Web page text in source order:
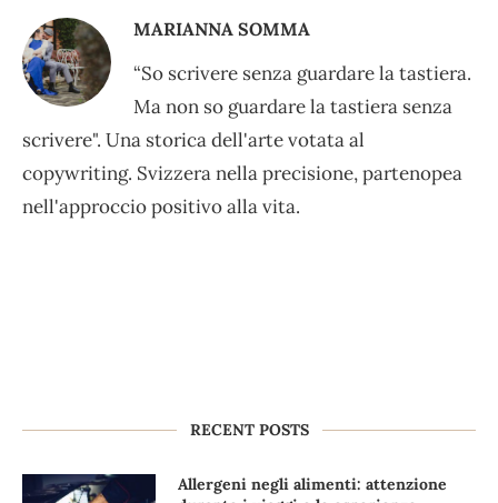
MARIANNA SOMMA
“So scrivere senza guardare la tastiera.
Ma non so guardare la tastiera senza
scrivere". Una storica dell'arte votata al
copywriting. Svizzera nella precisione, partenopea
nell'approccio positivo alla vita.
RECENT POSTS
Allergeni negli alimenti: attenzione